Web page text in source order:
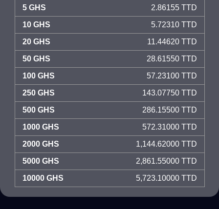
5 GHS 2.86155 TTD
10 GHS 5.72310 TTD
20 GHS 11.44620 TTD
50 GHS 28.61550 TTD
100 GHS 57.23100 TTD
250 GHS 143.07750 TTD
500 GHS 286.15500 TTD
1000 GHS 572.31000 TTD
2000 GHS 1,144.62000 TTD
5000 GHS 2,861.55000 TTD
10000 GHS 5,723.10000 TTD